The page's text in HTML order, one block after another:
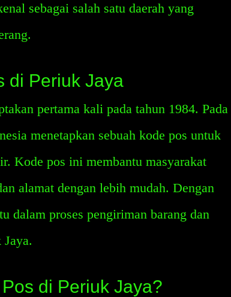
sebagai salah satu daerah yang
di Periuk Jaya
pertama kali pada tahun 1984. Pada
menetapkan sebuah kode pos untuk
Kode pos ini membantu masyarakat
alamat dengan lebih mudah. Dengan
dalam proses pengiriman barang dan
di Periuk Jaya?